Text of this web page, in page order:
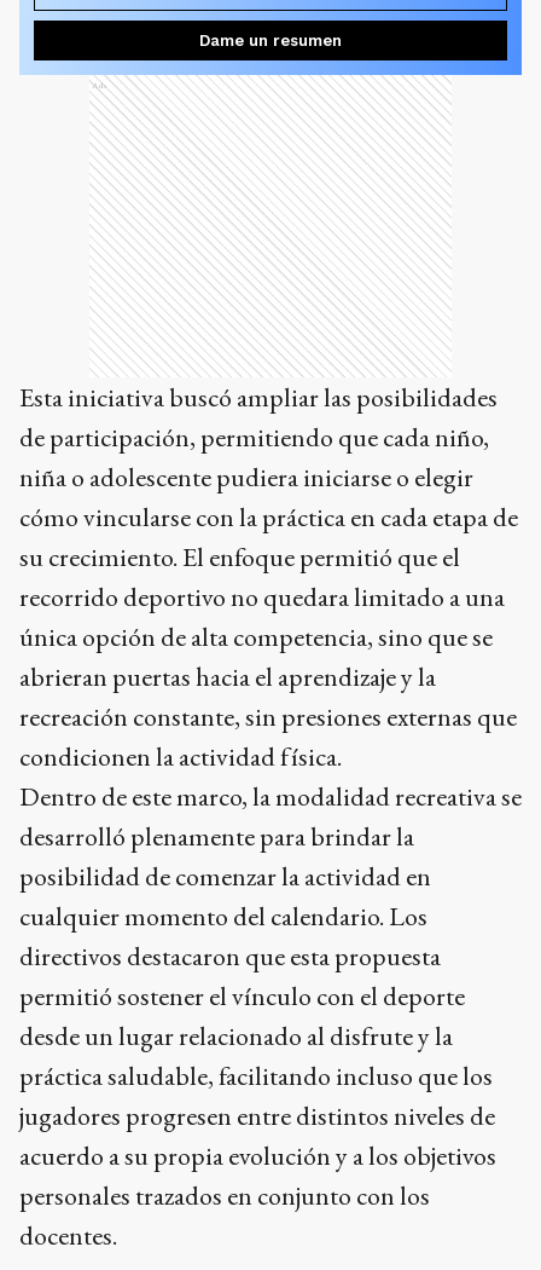
Dame un resumen
Ads
Esta iniciativa buscó ampliar las posibilidades
de participación, permitiendo que cada niño,
niña o adolescente pudiera iniciarse o elegir
cómo vincularse con la práctica en cada etapa de
su crecimiento. El enfoque permitió que el
recorrido deportivo no quedara limitado a una
única opción de alta competencia, sino que se
abrieran puertas hacia el aprendizaje y la
recreación constante, sin presiones externas que
condicionen la actividad física.
Dentro de este marco, la modalidad recreativa se
desarrolló plenamente para brindar la
posibilidad de comenzar la actividad en
cualquier momento del calendario. Los
directivos destacaron que esta propuesta
permitió sostener el vínculo con el deporte
desde un lugar relacionado al disfrute y la
práctica saludable, facilitando incluso que los
jugadores progresen entre distintos niveles de
acuerdo a su propia evolución y a los objetivos
personales trazados en conjunto con los
docentes.